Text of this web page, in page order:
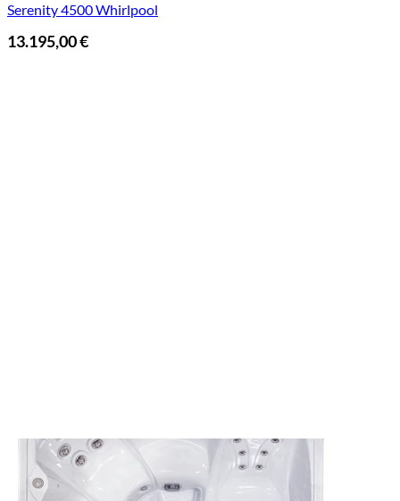
Serenity 4500 Whirlpool
13.195,00€